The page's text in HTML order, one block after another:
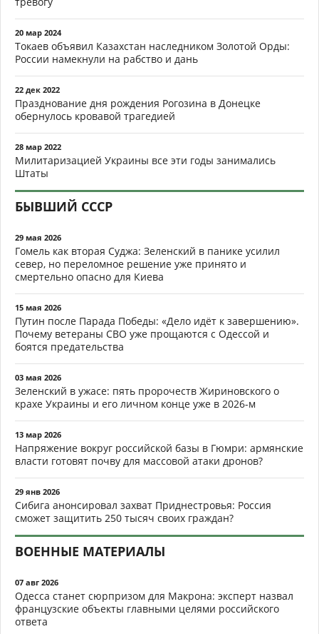
20 мар 2024
Токаев объявил Казахстан наследником Золотой Орды:
России намекнули на рабство и дань
22 дек 2022
Празднование дня рождения Рогозина в Донецке
обернулось кровавой трагедией
28 мар 2022
Милитаризацией Украины все эти годы занимались
Штаты
БЫВШИЙ СССР
29 мая 2026
Гомель как вторая Суджа: Зеленский в панике усилил
север, но переломное решение уже принято и
смертельно опасно для Киева
15 мая 2026
Путин после Парада Победы: «Дело идёт к завершению».
Почему ветераны СВО уже прощаются с Одессой и
боятся предательства
03 мая 2026
Зеленский в ужасе: пять пророчеств Жириновского о
крахе Украины и его личном конце уже в 2026-м
13 мар 2026
Напряжение вокруг российской базы в Гюмри: армянские
власти готовят почву для массовой атаки дронов?
29 янв 2026
Сибига анонсировал захват Приднестровья: Россия
сможет защитить 250 тысяч своих граждан?
ВОЕННЫЕ МАТЕРИАЛЫ
07 авг 2026
Одесса станет сюрпризом для Макрона: эксперт назвал
французские объекты главными целями российского
ответа